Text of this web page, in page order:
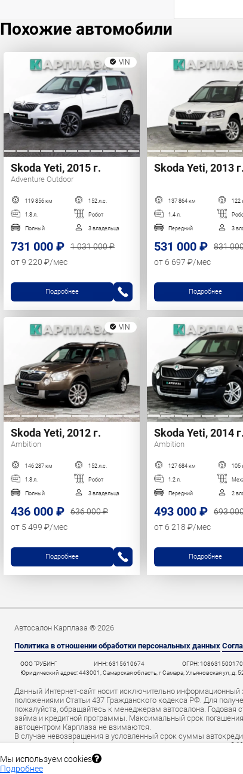
Похожие автомобили
VIN
Skoda Yeti, 2015 г.
Adventure Outdoor
119 856 км 152 л.с.
1.8 л. Робот
Полный 3 владельца
731 000 ₽
1 031 000 ₽
от 9 220 ₽/мес
Подробнее
Skoda Yeti, 2013 г.
137 864 км 122
1.4 л.
Передний 3
531 000 ₽
831
от 6 697 ₽/мес
Подробнее
VIN
Skoda Yeti, 2012 г.
Ambition
146 287 км 152 л.с.
1.8 л. Робот
Полный 3 владельца
436 000 ₽
636 000 ₽
от 5 499 ₽/мес
Подробнее
Skoda Yeti, 2014 г.
Ambition
127 684 км 105
1.2 л.
Передний 2
493 000 ₽
693
от 6 218 ₽/мес
Подробнее
Автосалон Карплаза ® 2026
Политика в отношении обработки персональных данных
ООО "РУБИН" ИНН: 6315610674 ОГРН:
Юридический адрес: 443001, Самарская область, г Самара, Ульяновская ул, д.
Данный Интернет-сайт носит исключительно информационный
положениями Статьи 437 Гражданского кодекса РФ. Для
пожалуйста, обращайтесь к менеджерам автосалона. Годовая
займа и кредитной программы. Максимальный срок
автоцентром Карплаза не взимаются.
В случае невозвращения в условленный срок суммы
начислить штраф за просрочку платежа в среднем размере
автокредита данные о нарушителе могут быть переданы в
Кредит предоставляется банком АО «ТБанк» (
Мы используем cookies
Подробнее